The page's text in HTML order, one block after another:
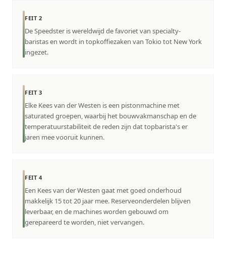
FEIT 2
De Speedster is wereldwijd de favoriet van specialty-
baristas en wordt in topkoffiezaken van Tokio tot New York
ingezet.
FEIT 3
Elke Kees van der Westen is een pistonmachine met
saturated groepen, waarbij het bouwvakmanschap en de
temperatuurstabiliteit de reden zijn dat topbarista's er
jaren mee vooruit kunnen.
FEIT 4
Een Kees van der Westen gaat met goed onderhoud
makkelijk 15 tot 20 jaar mee. Reserveonderdelen blijven
leverbaar, en de machines worden gebouwd om
gerepareerd te worden, niet vervangen.